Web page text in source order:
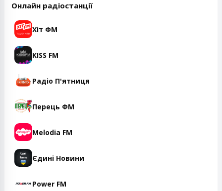
Онлайн радіостанції
Хіт ФМ
KISS FM
Радіо П'ятниця
Перець ФМ
Melodia FM
Єдині Новини
Power FM